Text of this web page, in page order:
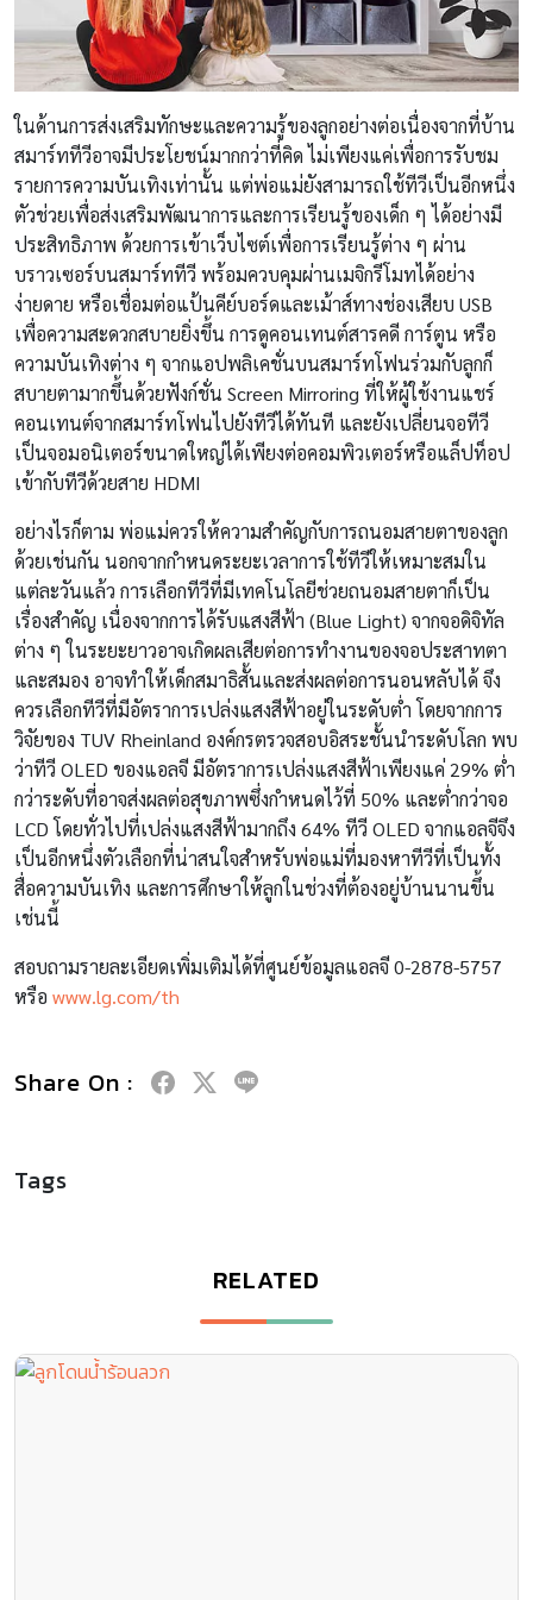
ในด้านการส่งเสริมทักษะและความรู้ของลูกอย่างต่อเนื่องจากที่บ้าน
สมาร์ททีวีอาจมีประโยชน์มากกว่าที่คิด ไม่เพียงแค่เพื่อการรับชม
รายการความบันเทิงเท่านั้น แต่พ่อแม่ยังสามารถใช้ทีวีเป็นอีกหนึ่ง
ตัวช่วยเพื่อส่งเสริมพัฒนาการและการเรียนรู้ของเด็ก ๆ ได้อย่างมี
ประสิทธิภาพ ด้วยการเข้าเว็บไซต์เพื่อการเรียนรู้ต่าง ๆ ผ่าน
บราวเซอร์บนสมาร์ททีวี พร้อมควบคุมผ่านเมจิกรีโมทได้อย่าง
ง่ายดาย หรือเชื่อมต่อแป้นคีย์บอร์ดและเม้าส์ทางช่องเสียบ USB
เพื่อความสะดวกสบายยิ่งขึ้น การดูคอนเทนต์สารคดี การ์ตูน หรือ
ความบันเทิงต่าง ๆ จากแอปพลิเคชั่นบนสมาร์ทโฟนร่วมกับลูกก็
สบายตามากขึ้นด้วยฟังก์ชั่น Screen Mirroring ที่ให้ผู้ใช้งานแชร์
คอนเทนต์จากสมาร์ทโฟนไปยังทีวีได้ทันที และยังเปลี่ยนจอทีวี
เป็นจอมอนิเตอร์ขนาดใหญ่ได้เพียงต่อคอมพิวเตอร์หรือแล็ปท็อป
เข้ากับทีวีด้วยสาย HDMI
อย่างไรก็ตาม พ่อแม่ควรให้ความสำคัญกับการถนอมสายตาของลูก
ด้วยเช่นกัน นอกจากกำหนดระยะเวลาการใช้ทีวีให้เหมาะสมใน
แต่ละวันแล้ว การเลือกทีวีที่มีเทคโนโลยีช่วยถนอมสายตาก็เป็น
เรื่องสำคัญ เนื่องจากการได้รับแสงสีฟ้า (Blue Light) จากจอดิจิทัล
ต่าง ๆ ในระยะยาวอาจเกิดผลเสียต่อการทำงานของจอประสาทตา
และสมอง อาจทำให้เด็กสมาธิสั้นและส่งผลต่อการนอนหลับได้ จึง
ควรเลือกทีวีที่มีอัตราการเปล่งแสงสีฟ้าอยู่ในระดับต่ำ โดยจากการ
วิจัยของ TUV Rheinland องค์กรตรวจสอบอิสระชั้นนำระดับโลก พบ
ว่าทีวี OLED ของแอลจีมีอัตราการเปล่งแสงสีฟ้าเพียงแค่ 29% ต่ำ
กว่าระดับที่อาจส่งผลต่อสุขภาพซึ่งกำหนดไว้ที่ 50% และต่ำกว่าจอ
LCD โดยทั่วไปที่เปล่งแสงสีฟ้ามากถึง 64% ทีวี OLED จากแอลจีจึง
เป็นอีกหนึ่งตัวเลือกที่น่าสนใจสำหรับพ่อแม่ที่มองหาทีวีที่เป็นทั้ง
สื่อความบันเทิง และการศึกษาให้ลูกในช่วงที่ต้องอยู่บ้านนานขึ้น
เช่นนี้
สอบถามรายละเอียดเพิ่มเติมได้ที่ศูนย์ข้อมูลแอลจี 0-2878-5757
หรือ www.lg.com/th
Share On :
Tags
RELATED